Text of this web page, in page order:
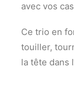
avec vos
Ce trio en
touiller,
la tête dans